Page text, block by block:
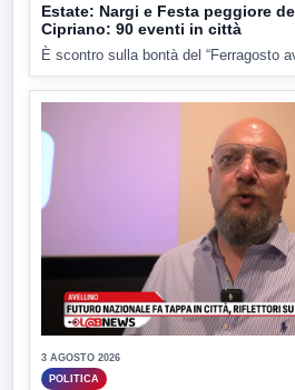
Estate: Nargi e Festa peggiore
Cipriano: 90 eventi in città
È scontro sulla bontà del “Ferragosto
3 AGOSTO 2026
POLITICA